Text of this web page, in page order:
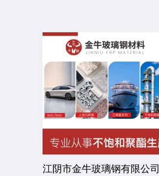
江阴市金牛玻璃钢有限公司